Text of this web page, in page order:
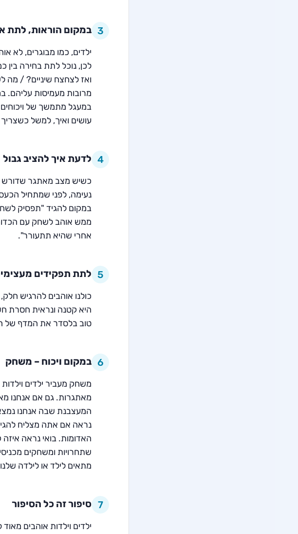
3 במקום הוראות, לתת
ילדים, כמו מבוגרים, לא
לכן, נוכל לתת בחירה
ואז לצחצח שיניים? / מה
מרובות מעמיסות עליהם.
במעגל מתמשך של
עושים ואיך, למשל
4 לדעת איך להציב גבול
כשיש מצב מאתגר שדורש
נעימה, לפני שמתחיל
במקום להגיד "תפסיק
ממש אוהב לשחק עם
אחרי שהיא תתעורר".
5 לתת תפקידים
כולנו אוהבים להרגיש
היא קטנה ונראית חסרת
טוב בלסדר את המדף של
6 במקום ויכוח – משחק
משחק מעביר ילדים
מאתגרות. גם אם אנחנו
המעצבנת שבה אנחנו
נראה אם אתה מצליח
האדומות. בואי נראה איזה
שתחרויות ומשחקים
מתאים לילד או לילדה
7 סיפור זה כל הסיפור
ילדים וילדות אוהבים